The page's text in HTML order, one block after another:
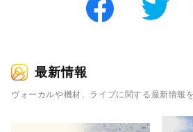
最新情報
ヴォーカルや機材、ライブに関する最新情報